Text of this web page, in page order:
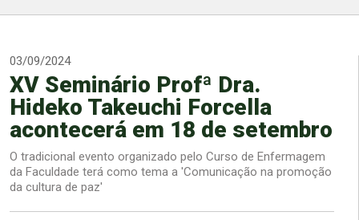
03/09/2024
XV Seminário Profª Dra.
Hideko Takeuchi Forcella
acontecerá em 18 de setembro
O tradicional evento organizado pelo Curso de Enfermagem
da Faculdade terá como tema a 'Comunicação na promoção
da cultura de paz'